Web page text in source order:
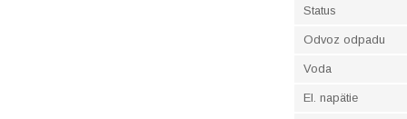
Status
Odvoz odpadu
Voda
El. napätie